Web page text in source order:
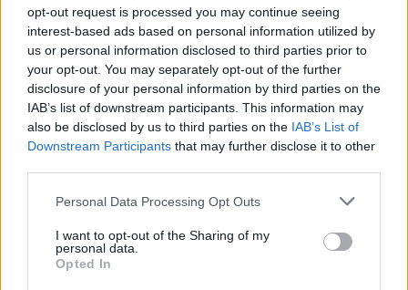
opt-out request is processed you may continue seeing
interest-based ads based on personal information utilized by
us or personal information disclosed to third parties prior to
your opt-out. You may separately opt-out of the further
disclosure of your personal information by third parties on the
IAB’s list of downstream participants. This information may
also be disclosed by us to third parties on the IAB’s List of
Downstream Participants that may further disclose it to other
Personal Data Processing Opt Outs
I want to opt-out of the Sharing of my
personal data.
Opted In
de eficácia. Apresentado em 2009, este Megane Renault
Sport oferecia 250 cavalos de potência, o que lhe
permitia chegar às prestações dos muito mais leves
antecessores Trophy, R26 e R26 R.
Para os amantes de versões extremadas e ainda mais
focadas no comportamento, a Renault lançou o R.S.
Trophy com 265 cavalos e uma série limitada apelidada
R.S. Trophy R com 275 cavalos. Uma designação que se
agora já com 300 cavalos e prestações verdadeiramente
avassaladoras.